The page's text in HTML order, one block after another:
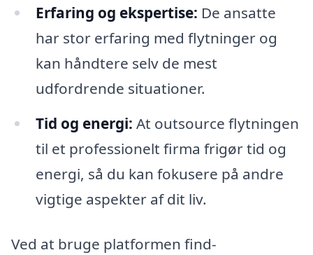
Erfaring og ekspertise: De ansatte
har stor erfaring med flytninger og
kan håndtere selv de mest
udfordrende situationer.
Tid og energi: At outsource flytningen
til et professionelt firma frigør tid og
energi, så du kan fokusere på andre
vigtige aspekter af dit liv.
Ved at bruge platformen find-